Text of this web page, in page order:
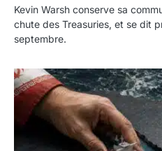
Kevin Warsh conserve sa
chute des Treasuries, et se dit
septembre.
Ormuz : l’Iran annonce un